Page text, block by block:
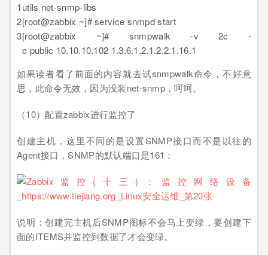
1
2
3
utils net-snmp-libs
[root@zabbix ~]# service snmpd start
[root@zabbix ~]# snmpwalk -v 2c -
c public 10.10.10.102 1.3.6.1.2.1.2.2.1.16.1
如果读者看了前面的内容就去试snmpwalk命令，不好意
思，此命令无效，因为没装net-snmp，呵呵。
（10）配置zabbix进行监控了
创建主机，这里不同的是设置SNMP接口而不是以往的
Agent接口，SNMP的默认端口是161：
说明：创建完主机后SNMP图标不会马上变绿，要创建下
面的ITEMS并监控到数据了才会变绿。